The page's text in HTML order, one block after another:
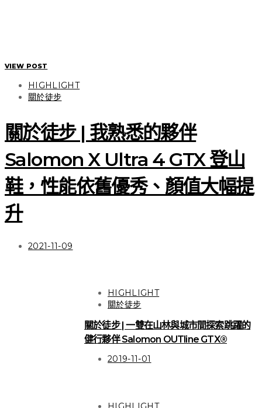
VIEW POST
HIGHLIGHT
關於徒步
關於徒步 | 我熟悉的夥伴
Salomon X Ultra 4 GTX 登山
鞋，性能依舊優秀、顏值大幅提
升
2021-11-09
HIGHLIGHT
關於徒步
關於徒步 | 一雙在山林與城市間探索跳躍的
健行夥伴 Salomon OUTline GTX®
2019-11-01